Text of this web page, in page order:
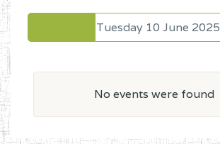
Tuesday 10 June 2025
No events were found